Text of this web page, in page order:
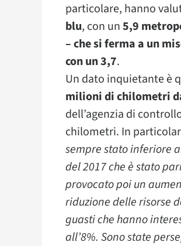
particolare, hanno
blu, con un5,9
– che si ferma a un
con un 3,7.
Un dato inquietante è
milioni di chilometri
dell’agenzia di
chilometri. In
sempre stato inferiore
del 2017 che è stato
provocato poi un
riduzione delle risorse
guasti che hanno
all’8%. Sono state